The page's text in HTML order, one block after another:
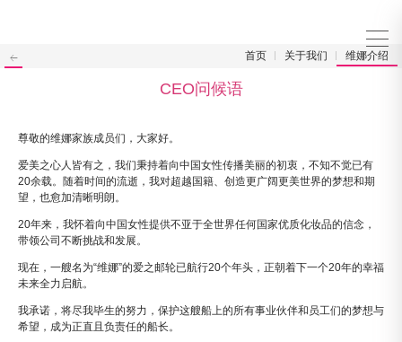
首页 关于我们 维娜介绍
CEO问候语
尊敬的维娜家族成员们，大家好。
爱美之心人皆有之，我们秉持着向中国女性传播美丽的初衷，不知不觉已有
20余载。随着时间的流逝，我对超越国籍、创造更广阔更美世界的梦想和期
望，也愈加清晰明朗。
20年来，我怀着向中国女性提供不亚于全世界任何国家优质化妆品的信念，
带领公司不断挑战和发展。
现在，一艘名为“维娜”的爱之邮轮已航行20个年头，正朝着下一个20年的幸福
未来全力启航。
我承诺，将尽我毕生的努力，保护这艘船上的所有事业伙伴和员工们的梦想与
希望，成为正直且负责任的船长。